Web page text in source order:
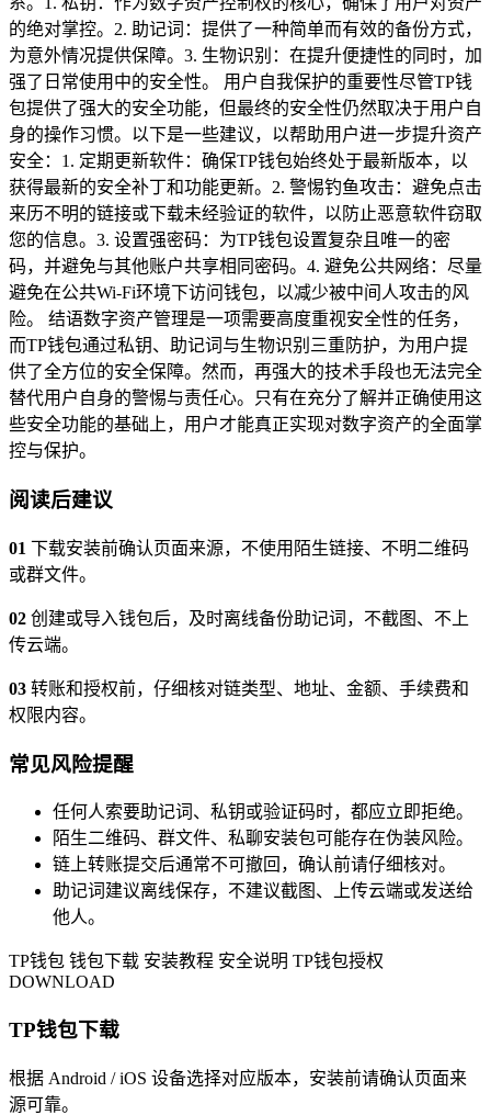
的绝对掌控。2. 助记词：提供了一种简单而有效的备份方式，
为意外情况提供保障。3. 生物识别：在提升便捷性的同时，加
强了日常使用中的安全性。 用户自我保护的重要性尽管TP钱
包提供了强大的安全功能，但最终的安全性仍然取决于用户自
身的操作习惯。以下是一些建议，以帮助用户进一步提升资产
安全：1. 定期更新软件：确保TP钱包始终处于最新版本，以
获得最新的安全补丁和功能更新。2. 警惕钓鱼攻击：避免点击
来历不明的链接或下载未经验证的软件，以防止恶意软件窃取
您的信息。3. 设置强密码：为TP钱包设置复杂且唯一的密
码，并避免与其他账户共享相同密码。4. 避免公共网络：尽量
避免在公共Wi-Fi环境下访问钱包，以减少被中间人攻击的风
险。 结语数字资产管理是一项需要高度重视安全性的任务，
而TP钱包通过私钥、助记词与生物识别三重防护，为用户提
供了全方位的安全保障。然而，再强大的技术手段也无法完全
替代用户自身的警惕与责任心。只有在充分了解并正确使用这
些安全功能的基础上，用户才能真正实现对数字资产的全面掌
控与保护。
阅读后建议
01 下载安装前确认页面来源，不使用陌生链接、不明二维码
或群文件。
02 创建或导入钱包后，及时离线备份助记词，不截图、不上
传云端。
03 转账和授权前，仔细核对链类型、地址、金额、手续费和
权限内容。
常见风险提醒
任何人索要助记词、私钥或验证码时，都应立即拒绝。
陌生二维码、群文件、私聊安装包可能存在伪装风险。
链上转账提交后通常不可撤回，确认前请仔细核对。
助记词建议离线保存，不建议截图、上传云端或发送给
他人。
TP钱包 钱包下载 安装教程 安全说明 TP钱包授权
DOWNLOAD
TP钱包下载
根据 Android / iOS 设备选择对应版本，安装前请确认页面来
源可靠。